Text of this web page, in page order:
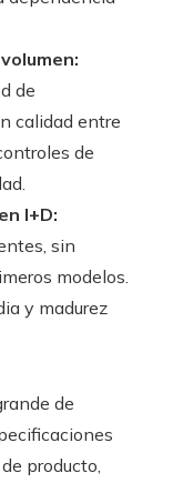
de
calidad entre
de
I+D:
sin
modelos.
y madurez
de
producto,